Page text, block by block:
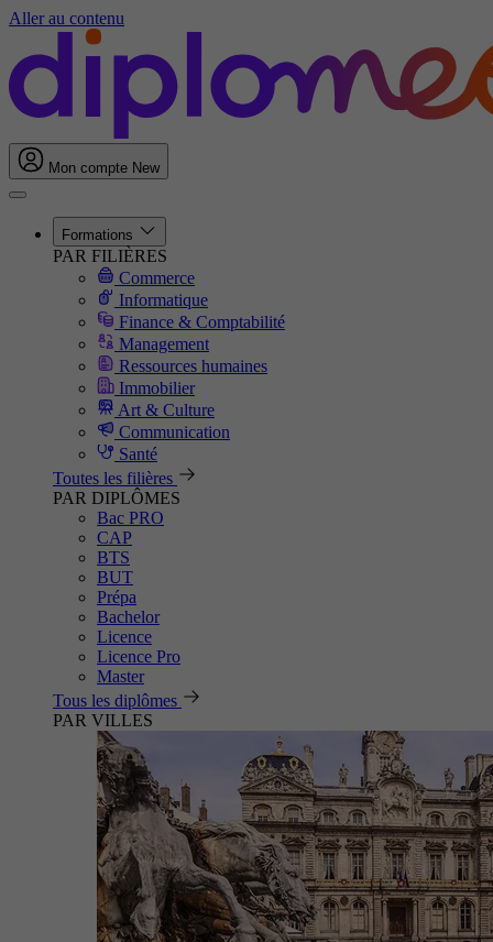
Aller au contenu
Mon compte New
Formations
PAR FILIÈRES
Commerce
Informatique
Finance & Comptabilité
Management
Ressources humaines
Immobilier
Art & Culture
Communication
Santé
Toutes les filières
PAR DIPLÔMES
Bac PRO
CAP
BTS
BUT
Prépa
Bachelor
Licence
Licence Pro
Master
Tous les diplômes
PAR VILLES